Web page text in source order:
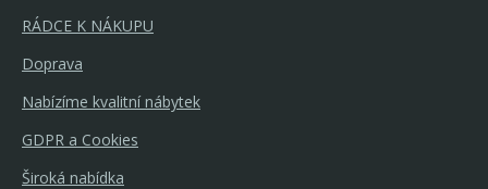
RÁDCE K NÁKUPU
Doprava
Nabízíme kvalitní nábytek
GDPR a Cookies
Široká nabídka